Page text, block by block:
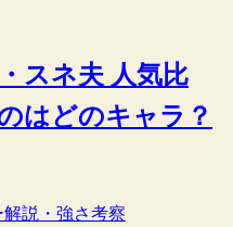
スネ夫 人気比
はどのキャラ？
説・強さ考察